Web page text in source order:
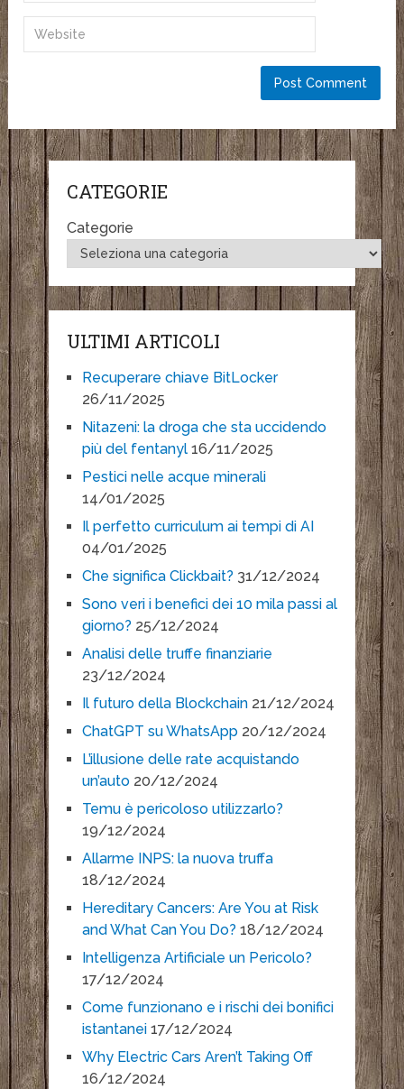
CATEGORIE
Categorie
ULTIMI ARTICOLI
Recuperare chiave BitLocker
26/11/2025
Nitazeni: la droga che sta uccidendo
più del fentanyl 16/11/2025
Pestici nelle acque minerali
14/01/2025
Il perfetto curriculum ai tempi di AI
04/01/2025
Che significa Clickbait? 31/12/2024
Sono veri i benefici dei 10 mila passi al
giorno? 25/12/2024
Analisi delle truffe finanziarie
23/12/2024
Il futuro della Blockchain 21/12/2024
ChatGPT su WhatsApp 20/12/2024
L’illusione delle rate acquistando
un’auto 20/12/2024
Temu è pericoloso utilizzarlo?
19/12/2024
Allarme INPS: la nuova truffa
18/12/2024
Hereditary Cancers: Are You at Risk
and What Can You Do? 18/12/2024
Intelligenza Artificiale un Pericolo?
17/12/2024
Come funzionano e i rischi dei bonifici
istantanei 17/12/2024
Why Electric Cars Aren’t Taking Off
16/12/2024